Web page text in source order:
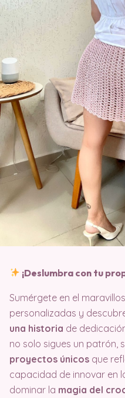
¡Deslumbra con tu
Sumérgete en el
personalizadas y
una historia de
no solo sigues un patrón,
proyectos únicos que
capacidad de innovar en
dominar la magia del